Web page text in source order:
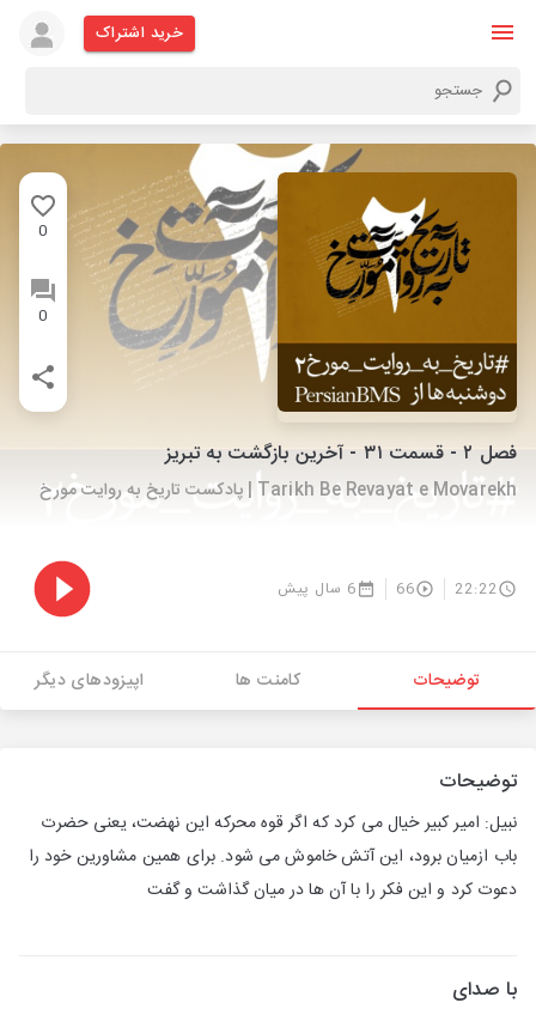
خرید اشتراک
0
0
فصل ۲ - قسمت ۳۱ - آخرین بازگشت به تبریز
Tarikh Be Revayat e Movarekh | پادکست تاریخ به روایت مورخ
22:22
66 6 سال پیش
توضیحات کامنت ها اپیزودهای دیگر
توضیحات
نبیل: امیر کبیر خیال می کرد که اگر قوه محرکه این نهضت، یعنی حضرت
باب ازمیان برود، این آتش خاموش می شود. برای همین مشاورین خود را
دعوت کرد و این فکر را با آن ها در میان گذاشت و گفت
با صدای